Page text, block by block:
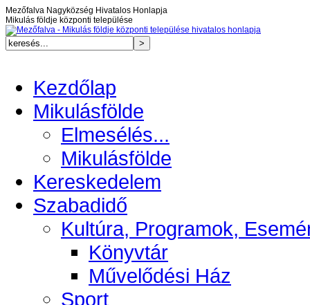
Mezőfalva Nagyközség Hivatalos Honlapja
Mikulás földje központi települése
Kezdőlap
Mikulásfölde
Elmesélés...
Mikulásfölde
Kereskedelem
Szabadidő
Kultúra, Programok,
Könyvtár
Művelődési Ház
Sport